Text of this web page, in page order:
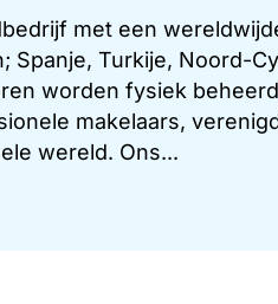
met een
Spanje, Turkije, Noord-
worden fysiek
makelaars,
wereld. Ons...